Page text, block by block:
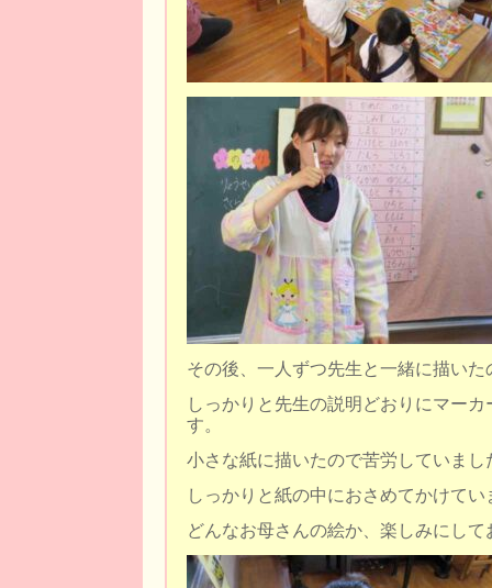
その後、一人ずつ先生と一緒に描いた
しっかりと先生の説明どおりにマー
す。
小さな紙に描いたので苦労していまし
しっかりと紙の中におさめてかけてい
どんなお母さんの絵か、楽しみにし